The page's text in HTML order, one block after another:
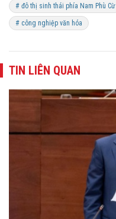
# đô thị sinh thái phía Nam Phù Cừ
# công nghiệp văn hóa
TIN LIÊN QUAN